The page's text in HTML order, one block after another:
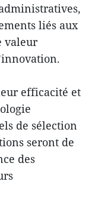
liés aux
valeur
efficacité et
de sélection
seront de
des